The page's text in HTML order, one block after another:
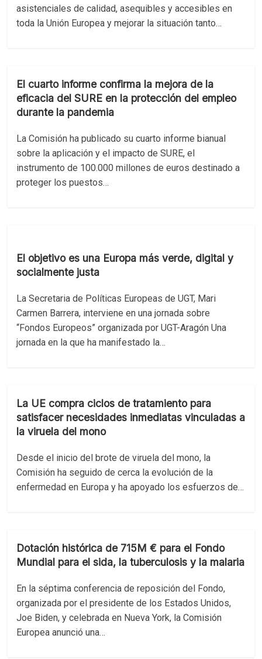
asistenciales de calidad, asequibles y accesibles en
toda la Unión Europea y mejorar la situación tanto…
El cuarto informe confirma la mejora de la
eficacia del SURE en la protección del empleo
durante la pandemia
La Comisión ha publicado su cuarto informe bianual
sobre la aplicación y el impacto de SURE, el
instrumento de 100.000 millones de euros destinado a
proteger los puestos…
El objetivo es una Europa más verde, digital y
socialmente justa
La Secretaria de Políticas Europeas de UGT, Mari
Carmen Barrera, interviene en una jornada sobre
“Fondos Europeos” organizada por UGT-Aragón Una
jornada en la que ha manifestado la…
La UE compra ciclos de tratamiento para
satisfacer necesidades inmediatas vinculadas a
la viruela del mono
Desde el inicio del brote de viruela del mono, la
Comisión ha seguido de cerca la evolución de la
enfermedad en Europa y ha apoyado los esfuerzos de…
Dotación histórica de 715M € para el Fondo
Mundial para el sida, la tuberculosis y la malaria
En la séptima conferencia de reposición del Fondo,
organizada por el presidente de los Estados Unidos,
Joe Biden, y celebrada en Nueva York, la Comisión
Europea anunció una…